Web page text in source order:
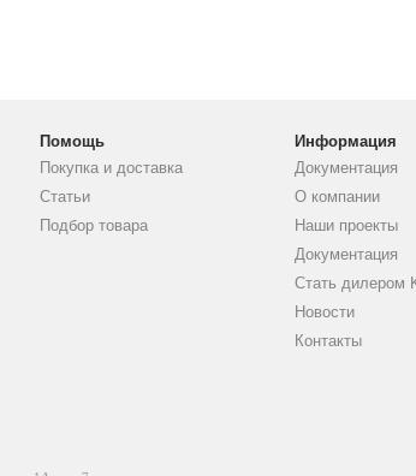
Помощь
Покупка и доставка
Статьи
Подбор товара
Информация
Документация
О компании
Наши проекты
Документация
Стать дилером
Новости
Контакты